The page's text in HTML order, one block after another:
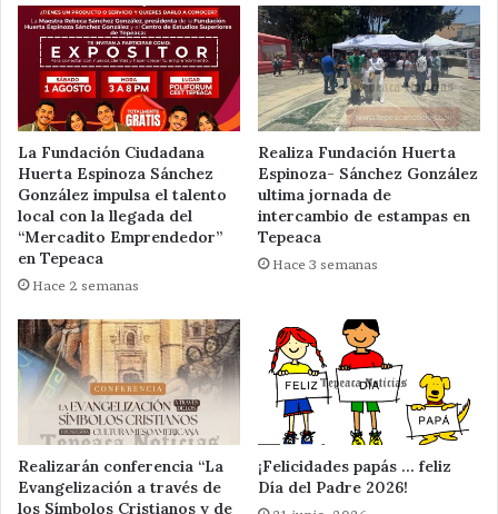
La Fundación Ciudadana
Huerta Espinoza Sánchez
González impulsa el talento
local con la llegada del
“Mercadito Emprendedor”
en Tepeaca
Hace 2 semanas
Realiza Fundación Huerta
Espinoza- Sánchez González
ultima jornada de
intercambio de estampas en
Tepeaca
Hace 3 semanas
Realizarán conferencia “La
Evangelización a través de
los Símbolos Cristianos y de
¡Felicidades papás … feliz
Día del Padre 2026!